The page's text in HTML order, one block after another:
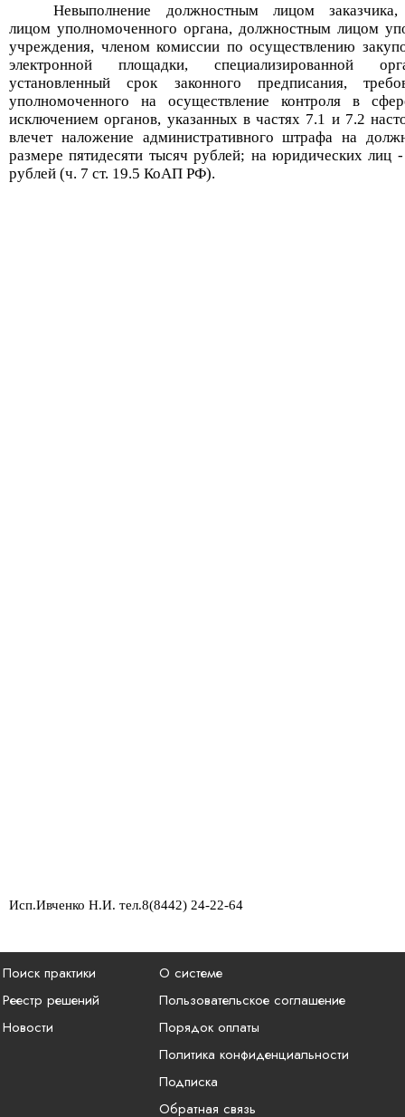
Невыполнение должностным лицом
лицом уполномоченного органа, должностным лицом
учреждения, членом комиссии по осуществлению
электронной площадки,специализированной
установленный срок законного предписания,
уполномоченного на осуществление контроля в
исключением органов, указанных в частях 7.1 и 7.2
влечет наложение административного штрафа на
размере пятидесяти тысяч рублей; на юридических лиц
рублей (ч. 7 ст. 19.5 КоАП РФ).
Исп.Ивченко Н.И. тел.8(8442) 24-22-64
Поиск практики
Реестр решений
Новости
О системе
Пользовательское соглашение
Порядок оплаты
Политика конфиденциальности
Подписка
Обратная связь